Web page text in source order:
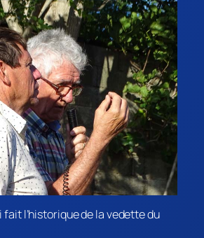
fait l’historique de la vedette du